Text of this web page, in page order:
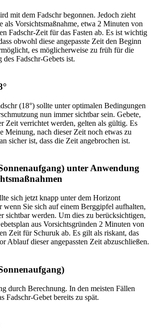
mit dem Fadschr begonnen. Jedoch zieht
als Vorsichtsmaßnahme, etwa 2 Minuten von
Fadschr-Zeit für das Fasten ab. Es ist wichtig
obwohl diese angepasste Zeit den Beginn
es möglicherweise zu früh für die
Fadschr-Gebets ist.
(18°) sollte unter optimalen Bedingungen
nun immer sichtbar sein. Gebete,
Zeit verrichtet werden, gelten als gültig. Es
Meinung, nach dieser Zeit noch etwas zu
sicher ist, dass die Zeit angebrochen ist.
unter Anwendung
sich jetzt knapp unter dem Horizont
wenn Sie sich auf einem Berggipfel aufhalten,
sichtbar werden. Um dies zu berücksichtigen,
aus Vorsichtsgründen 2 Minuten von
Zeit für Schuruk ab. Es gilt als riskant, das
Ablauf dieser angepassten Zeit abzuschließen.
durch Berechnung. In den meisten Fällen
Fadschr-Gebet bereits zu spät.